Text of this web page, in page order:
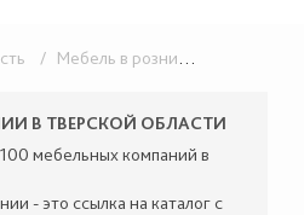
/ Мебель в розницу
В ТВЕРСКОЙ ОБЛАСТИ
мебельных компаний в
- это ссылка на каталог с